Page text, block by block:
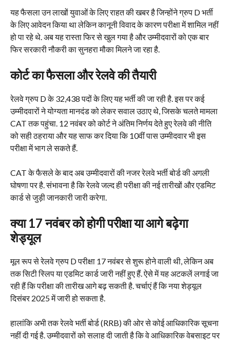
यह फैसला उन लाखों युवाओं के लिए राहत की खबर है जिन्होंने ग्रुप D भर्ती
के लिए आवेदन किया था लेकिन कानूनी विवाद के कारण परीक्षा में शामिल नहीं
हो पा रहे थे. अब यह रास्ता फिर से खुल गया है और उम्मीदवारों को एक बार
फिर सरकारी नौकरी का सुनहरा मौका मिलने जा रहा है.
कोर्ट का फैसला और रेलवे की तैयारी
रेलवे ग्रुप D के 32,438 पदों के लिए यह भर्ती की जा रही है. इस पर कई
उम्मीदवारों ने योग्यता मानदंड को लेकर सवाल उठाए थे, जिसके चलते मामला
CAT तक पहुंचा. 12 नवंबर को कोर्ट ने अंतिम निर्णय देते हुए रेलवे की नीति
को सही ठहराया और यह साफ कर दिया कि 10वीं पास उम्मीदवार भी इस
परीक्षा में भाग ले सकते हैं.
CAT के फैसले के बाद अब उम्मीदवारों की नजर रेलवे भर्ती बोर्ड की अगली
घोषणा पर है. संभावना है कि रेलवे जल्द ही परीक्षा की नई तारीखों और एडमिट
कार्ड से जुड़ी जानकारी जारी करेगा.
क्या 17 नवंबर को होगी परीक्षा या आगे बढ़ेगा
शेड्यूल
मूल रूप से रेलवे ग्रुप D परीक्षा 17 नवंबर से शुरू होने वाली थी, लेकिन अब
तक सिटी स्लिप या एडमिट कार्ड जारी नहीं हुए हैं. ऐसे में यह अटकलें लगाई जा
रही हैं कि परीक्षा की तारीख आगे बढ़ सकती है. चर्चाएं हैं कि नया शेड्यूल
दिसंबर 2025 में जारी हो सकता है.
हालांकि अभी तक रेलवे भर्ती बोर्ड (RRB) की ओर से कोई आधिकारिक सूचना
नहीं दी गई है. उम्मीदवारों को सलाह दी जाती है कि वे आधिकारिक वेबसाइट पर